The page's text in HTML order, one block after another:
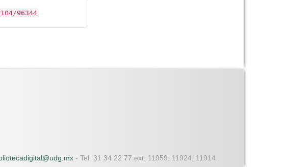
96344
- Tel. 31 34 22 77 ext. 11959, 11924, 11914